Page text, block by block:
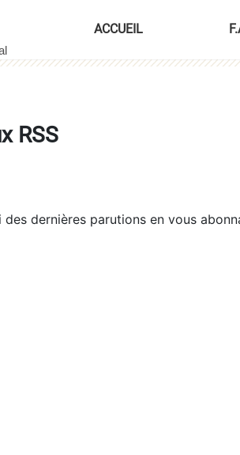
ACCUEIL
RSS
dernières parutions en vous